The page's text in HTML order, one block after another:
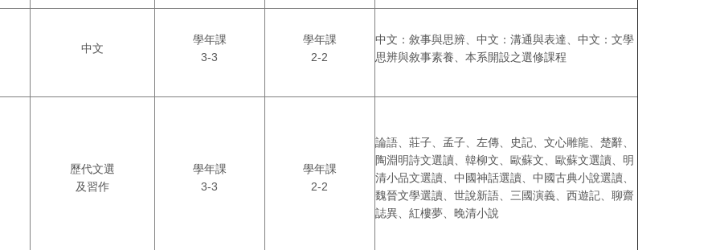
中文
學年課
3-3
學年課
2-2
中文：敘事與思辨、中文：溝通與表達、中文：文學
思辨與敘事素養、本系開設之選修課程
歷代文選
及習作
學年課
3-3
學年課
2-2
論語、莊子、孟子、左傳、史記、文心雕龍、楚辭、
陶淵明詩文選讀、韓柳文、歐蘇文、歐蘇文選讀、明
清小品文選讀、中國神話選讀、中國古典小說選讀、
魏晉文學選讀、世說新語、三國演義、西遊記、聊齋
誌異、紅樓夢、晚清小說